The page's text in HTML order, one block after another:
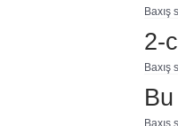
Baxış
2-
Baxış
Baxış